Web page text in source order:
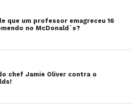
que um professor emagreceu 16
no McDonald´s?
chef Jamie Oliver contra o